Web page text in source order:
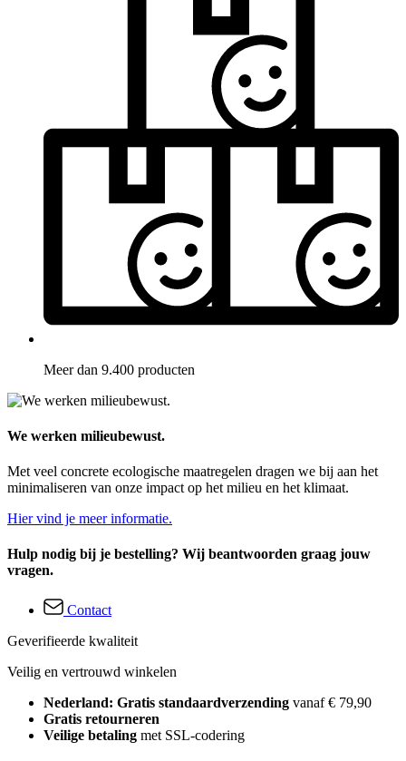
Meer dan 9.400 producten
We werken milieubewust.
Met veel concrete ecologische maatregelen dragen we bij aan het
minimaliseren van onze impact op het milieu en het klimaat.
Hier vind je meer informatie.
Hulp nodig bij je bestelling? Wij beantwoorden graag jouw
vragen.
Contact
Geverifieerde kwaliteit
Veilig en vertrouwd winkelen
Nederland: Gratis standaardverzending vanaf € 79,90
Gratis retourneren
Veilige betaling met SSL-codering